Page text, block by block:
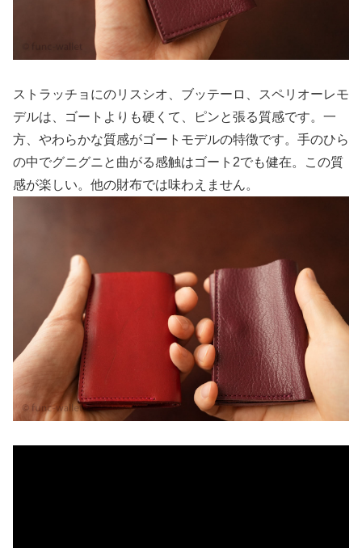
ストラッチョにのリスシオ、ブッテーロ、スペリオーレモ
デルは、ゴートよりも硬くて、ピンと張る質感です。一
方、やわらかな質感がゴートモデルの特徴です。手のひら
の中でグニグニと曲がる感触はゴート2でも健在。この質
感が楽しい。他の財布では味わえません。